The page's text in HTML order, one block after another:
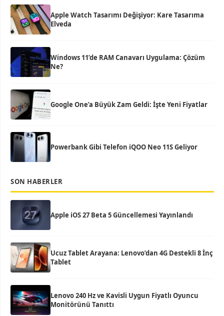
Apple Watch Tasarımı Değişiyor: Kare Tasarıma
Elveda
Windows 11’de RAM Canavarı Uygulama: Çözüm
Ne?
Google One’a Büyük Zam Geldi: İşte Yeni Fiyatlar
Powerbank Gibi Telefon iQOO Neo 11S Geliyor
SON HABERLER
Apple iOS 27 Beta 5 Güncellemesi Yayınlandı
Ucuz Tablet Arayana: Lenovo’dan 4G Destekli 8 İnç
Tablet
Lenovo 240 Hz ve Kavisli Uygun Fiyatlı Oyuncu
Monitörünü Tanıttı